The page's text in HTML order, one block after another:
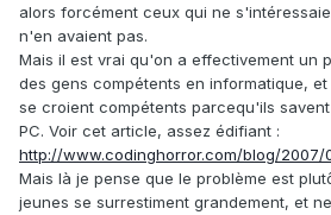
alors forcément ceux qui ne
n'en avaient pas.
Mais il est vrai qu'on a effectivement un
des gens compétents en informatique,
se croient compétents parcequ'ils
PC. Voir cet article, assez édifiant :
http://www.codinghorror.com/blog/
Mais là je pense que le problème est
jeunes se surrestiment grandement, et